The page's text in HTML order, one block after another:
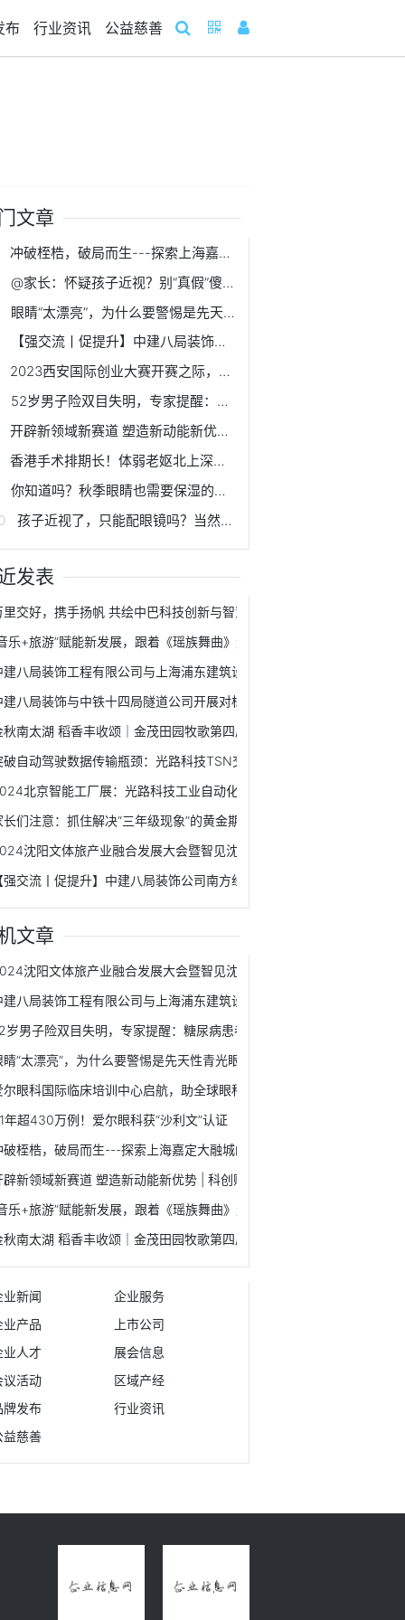
布 行业资讯 公益慈善
文章
冲破桎梏，破局而生---探索上海嘉定大融城的经营之道
@家长：怀疑孩子近视？别“真假”傻傻分不清
眼睛“太漂亮”，为什么要警惕是先天性青光眼？
【强交流丨促提升】中建八局装饰公司南方经理部同总承包公司第二分公司开展对标交流
2023西安国际创业大赛开赛之际，看高端装备制造硬核“出圈”
52岁男子险双目失明，专家提醒：糖尿病患者需警惕青光眼的发生
开辟新领域新赛道 塑造新动能新优势 | 科创赋能 助力西安建设国家创新名城
香港手术排期长！体弱老妪北上深圳，成功在爱尔解决急性泪囊炎
你知道吗？秋季眼睛也需要保湿的哟！
孩子近视了，只能配眼镜吗？当然不！
发表
里交好，携手扬帆 共绘中巴科技创新与智慧城市新篇章
乐+旅游”赋能新发展，跟着《瑶族舞曲》走进千年瑶寨！
建八局装饰工程有限公司与上海浦东建筑设计研究院有限公司签署战略
建八局装饰与中铁十四局隧道公司开展对标交流学习活动
秋南太湖 稻香丰收颂｜金茂田园牧歌第四届丰收节开幕！
破自动驾驶数据传输瓶颈：光路科技TSN交换机应用解读
北京智能工厂展：光路科技工业自动化交换机赋能智能制造
长们注意：抓住解决“三年级现象”的黄金期！
沈阳文体旅产业融合发展大会暨智见沈阳产投大会成功举办
强交流丨促提升】中建八局装饰公司南方经理部同总承包公司第二分公
文章
沈阳文体旅产业融合发展大会暨智见沈阳产投大会成功举办
建八局装饰工程有限公司与上海浦东建筑设计研究院有限公司签署战略
岁男子险双目失明，专家提醒：糖尿病患者需警惕青光眼的发生
睛“太漂亮”，为什么要警惕是先天性青光眼？
尔眼科国际临床培训中心启航，助全球眼科医疗人才孵化提速
年超430万例！爱尔眼科获“沙利文”认证
破桎梏，破局而生---探索上海嘉定大融城的经营之道
辟新领域新赛道 塑造新动能新优势 | 科创赋能 助力西安建设国家创新名
乐+旅游”赋能新发展，跟着《瑶族舞曲》走进千年瑶寨！
秋南太湖 稻香丰收颂｜金茂田园牧歌第四届丰收节开幕！
业新闻
企业服务
业产品
上市公司
业人才
展会信息
议活动
区域产经
牌发布
行业资讯
益慈善